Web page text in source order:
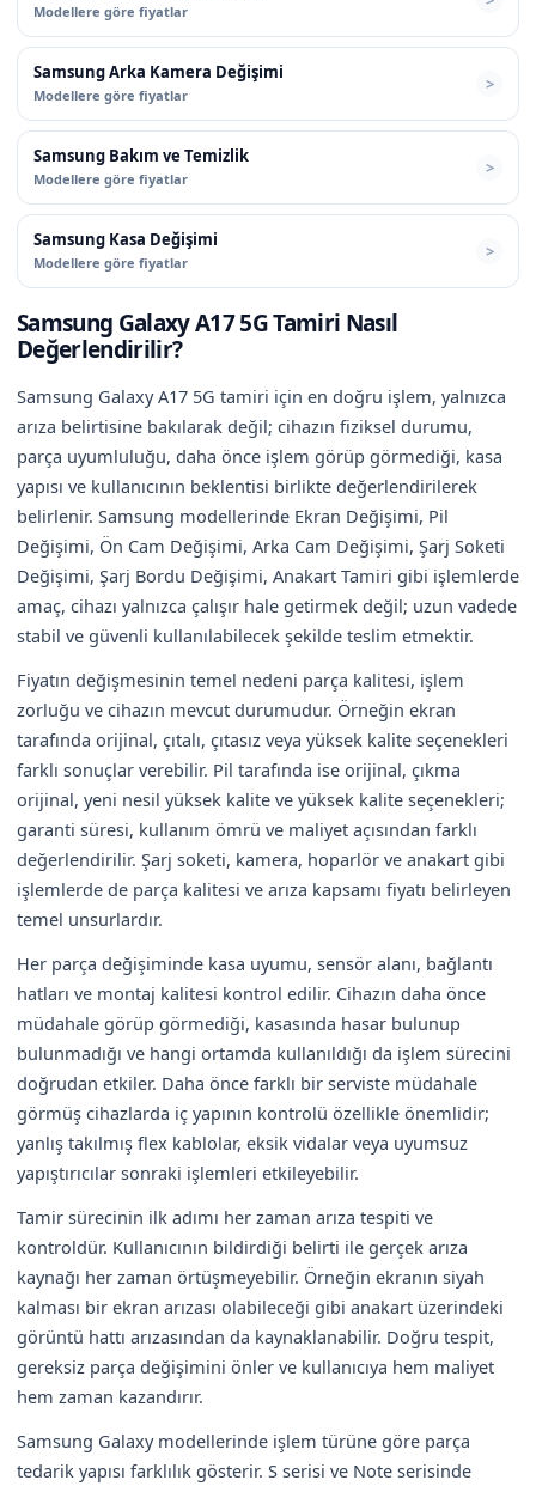
Modellere göre fiyatlar
Samsung Arka Kamera Değişimi
Modellere göre fiyatlar
Samsung Bakım ve Temizlik
Modellere göre fiyatlar
Samsung Kasa Değişimi
Modellere göre fiyatlar
Samsung Galaxy A17 5G Tamiri Nasıl
Değerlendirilir?
Samsung Galaxy A17 5G tamiri için en doğru işlem, yalnızca
arıza belirtisine bakılarak değil; cihazın fiziksel durumu,
parça uyumluluğu, daha önce işlem görüp görmediği, kasa
yapısı ve kullanıcının beklentisi birlikte değerlendirilerek
belirlenir. Samsung modellerinde Ekran Değişimi, Pil
Değişimi, Ön Cam Değişimi, Arka Cam Değişimi, Şarj Soketi
Değişimi, Şarj Bordu Değişimi, Anakart Tamiri gibi işlemlerde
amaç, cihazı yalnızca çalışır hale getirmek değil; uzun vadede
stabil ve güvenli kullanılabilecek şekilde teslim etmektir.
Fiyatın değişmesinin temel nedeni parça kalitesi, işlem
zorluğu ve cihazın mevcut durumudur. Örneğin ekran
tarafında orijinal, çıtalı, çıtasız veya yüksek kalite seçenekleri
farklı sonuçlar verebilir. Pil tarafında ise orijinal, çıkma
orijinal, yeni nesil yüksek kalite ve yüksek kalite seçenekleri;
garanti süresi, kullanım ömrü ve maliyet açısından farklı
değerlendirilir. Şarj soketi, kamera, hoparlör ve anakart gibi
işlemlerde de parça kalitesi ve arıza kapsamı fiyatı belirleyen
temel unsurlardır.
Her parça değişiminde kasa uyumu, sensör alanı, bağlantı
hatları ve montaj kalitesi kontrol edilir. Cihazın daha önce
müdahale görüp görmediği, kasasında hasar bulunup
bulunmadığı ve hangi ortamda kullanıldığı da işlem sürecini
doğrudan etkiler. Daha önce farklı bir serviste müdahale
görmüş cihazlarda iç yapının kontrolü özellikle önemlidir;
yanlış takılmış flex kablolar, eksik vidalar veya uyumsuz
yapıştırıcılar sonraki işlemleri etkileyebilir.
Tamir sürecinin ilk adımı her zaman arıza tespiti ve
kontroldür. Kullanıcının bildirdiği belirti ile gerçek arıza
kaynağı her zaman örtüşmeyebilir. Örneğin ekranın siyah
kalması bir ekran arızası olabileceği gibi anakart üzerindeki
görüntü hattı arızasından da kaynaklanabilir. Doğru tespit,
gereksiz parça değişimini önler ve kullanıcıya hem maliyet
hem zaman kazandırır.
Samsung Galaxy modellerinde işlem türüne göre parça
tedarik yapısı farklılık gösterir. S serisi ve Note serisinde